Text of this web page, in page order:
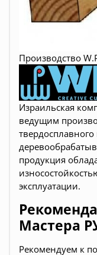
Производство
Израильская
ведущим
продукция
эксплуатации.
Мастера
Рекомендуем к